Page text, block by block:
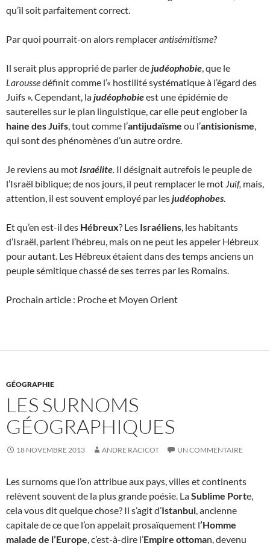
qu’il soit parfaitement correct.
Par quoi pourrait-on alors remplacerantisémitisme?
Il serait plus approprié de parler dejudéophobie, que le
Laroussedéfinit comme l’« hostilité systématique à l’égard des
Juifs ». Cependant, lajudéophobieest une épidémie de
sauterelles sur le plan linguistique, car elle peut englober la
haine des Juifs, tout comme l’antijudaïsme ou l’antisionisme,
qui sont des phénomènes d’un autre ordre.
Je reviens au mot Israélite. Il désignait autrefois le peuple de
l’Israël biblique; de nos jours, il peut remplacer le mot Juif, mais,
attention, il est souvent employé par lesjudéophobes.
Et qu’en est-il des Hébreux? Les Israéliens, les habitants
d’Israël, parlent l’hébreu, mais on ne peut les appeler Hébreux
pour autant. Les Hébreux étaient dans des temps anciens un
peuple sémitique chassé de ses terres par les Romains.
Prochain article : Proche et Moyen Orient
GÉOGRAPHIE
LES SURNOMS
GÉOGRAPHIQUES
18 NOVEMBRE 2013 ANDRE RACICOT UN COMMENTAIRE
Les surnoms que l’on attribue aux pays, villes et continents
relèvent souvent de la plus grande poésie. LaSublime Porte,
cela vous dit quelque chose? Il s’agit d’Istanbul, ancienne
capitale de ce que l’on appelait prosaïquement l’Homme
malade de l’Europe, c’est-à-dire l’Empire ottoman, devenu